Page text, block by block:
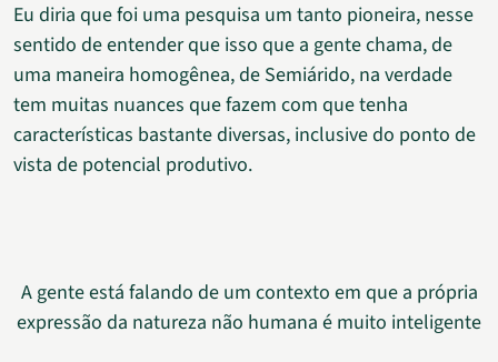
Eu diria que foi uma pesquisa um tanto pioneira, nesse
sentido de entender que isso que a gente chama, de
uma maneira homogênea, de Semiárido, na verdade
tem muitas nuances que fazem com que tenha
características bastante diversas, inclusive do ponto de
vista de potencial produtivo.
A gente está falando de um contexto em que a própria
expressão da natureza não humana é muito inteligente